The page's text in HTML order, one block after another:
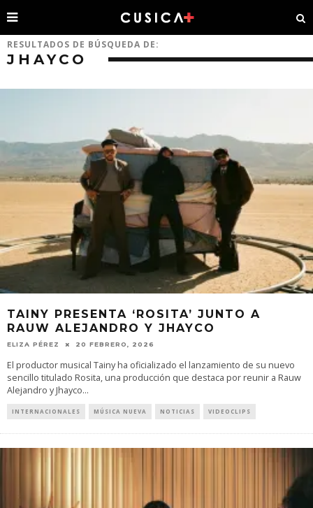
RESULTADOS DE BÚSQUEDA DE:
JHAYCO
TAINY PRESENTA ‘ROSITA’ JUNTO A
RAUW ALEJANDRO Y JHAYCO
ELIZA PÉREZ 20 FEBRERO, 2026
El productor musical Tainy ha oficializado el lanzamiento de su nuevo
sencillo titulado Rosita, una producción que destaca por reunir a Rauw
Alejandro y Jhayco...
INTERNACIONALES MÚSICA NUEVA NOTICIAS VIDEOCLIPS